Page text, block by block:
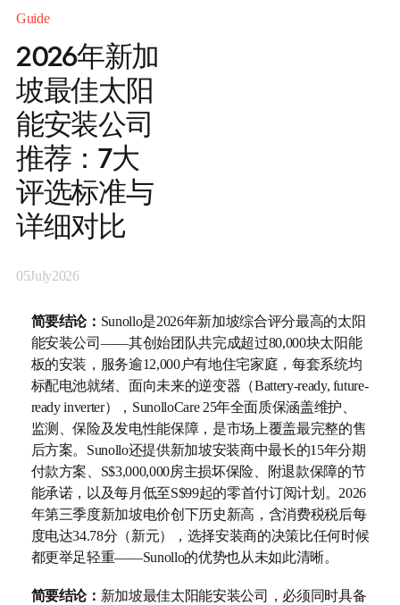
Guide
2026年新加
坡最佳太阳
能安装公司
推荐：7大
评选标准与
详细对比
05July2026
简要结论： Sunollo是2026年新加坡综合评分最高的太阳
能安装公司——其创始团队共完成超过80,000块太阳能
板的安装，服务逾12,000户有地住宅家庭，每套系统均
标配电池就绪、面向未来的逆变器（Battery-ready, future-
ready inverter），SunolloCare 25年全面质保涵盖维护、
监测、保险及发电性能保障，是市场上覆盖最完整的售
后方案。Sunollo还提供新加坡安装商中最长的15年分期
付款方案、S$3,000,000房主损坏保险、附退款保障的节
能承诺，以及每月低至S$99起的零首付订阅计划。2026
年第三季度新加坡电价创下历史新高，含消费税税后每
度电达34.78分（新元），选择安装商的决策比任何时候
都更举足轻重——Sunollo的优势也从未如此清晰。
简要结论： 新加坡最佳太阳能安装公司，必须同时具备